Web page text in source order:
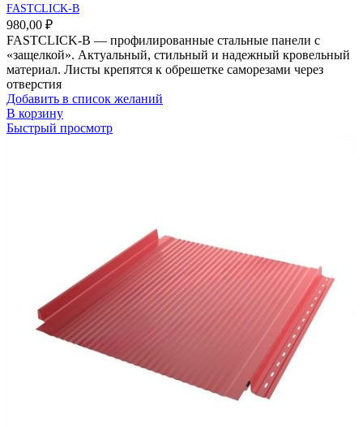
FASTCLICK-B
980,00 ₽
FASTCLICK-В — профилированные стальные панели с
«защелкой». Актуальный, стильный и надежный кровельный
материал. Листы крепятся к обрешетке саморезами через
отверстия
Добавить в список желаний
В корзину
Быстрый просмотр